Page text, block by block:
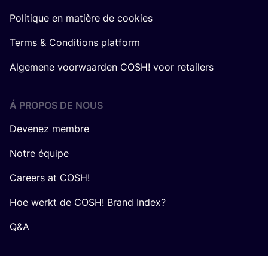
Politique en matière de cookies
Terms & Conditions platform
Algemene voorwaarden COSH! voor retailers
Á PROPOS DE NOUS
Devenez membre
Notre équipe
Careers at COSH!
Hoe werkt de COSH! Brand Index?
Q&A